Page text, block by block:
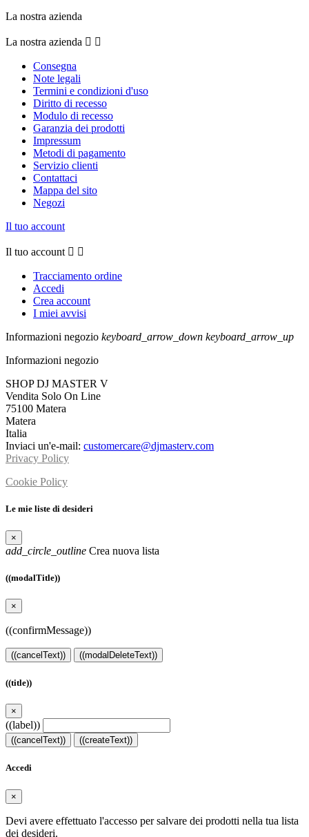
La nostra azienda
La nostra azienda  
Consegna
Note legali
Termini e condizioni d'uso
Diritto di recesso
Modulo di recesso
Garanzia dei prodotti
Impressum
Metodi di pagamento
Servizio clienti
Contattaci
Mappa del sito
Negozi
Il tuo account
Il tuo account  
Tracciamento ordine
Accedi
Crea account
I miei avvisi
Informazioni negozio keyboard_arrow_down keyboard_arrow_up
Informazioni negozio
SHOP DJ MASTER V
Vendita Solo On Line
75100 Matera
Matera
Italia
Inviaci un'e-mail: customercare@djmasterv.com
Privacy Policy
Cookie Policy
Le mie liste di desideri
×
add_circle_outline Crea nuova lista
((modalTitle))
×
((confirmMessage))
((cancelText)) ((modalDeleteText))
((title))
×
((label))
((cancelText)) ((createText))
Accedi
×
Devi avere effettuato l'accesso per salvare dei prodotti nella tua lista
dei desideri.